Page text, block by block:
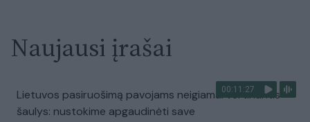
Naujausi įrašai
00:11:27
Lietuvos pasiruošimą pavojams neigiamai vertinantis
šaulys: nustokime apgaudinėti save